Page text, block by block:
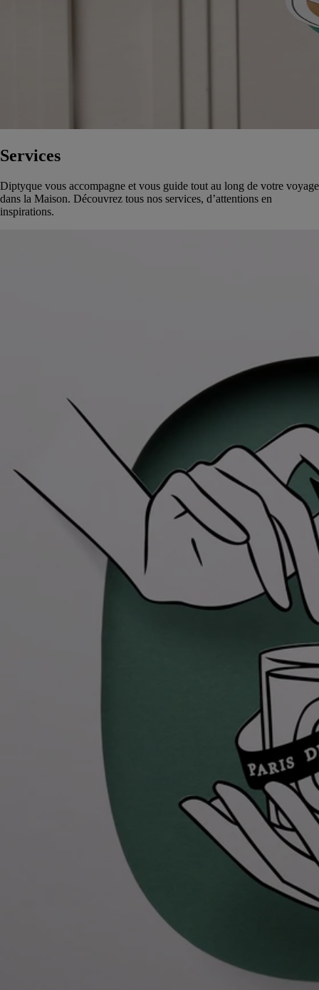
Services
Diptyque vous accompagne et vous guide tout au long de votre voyage
dans la Maison. Découvrez tous nos services, d’attentions en
inspirations.